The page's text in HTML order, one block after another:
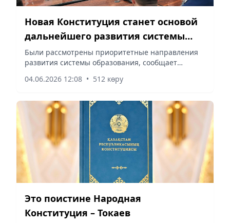
Новая Конституция станет основой
дальнейшего развития системы
образования — министр
просвещения Республики Казахстан
Были рассмотрены приоритетные направления
развития системы образования, сообщает
04.06.2026 12:08 • 512 көру
Это поистине Народная
Конституция – Токаев